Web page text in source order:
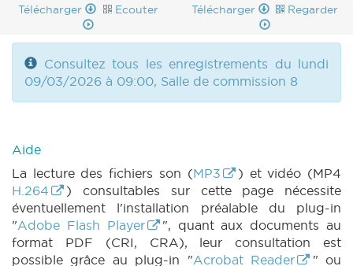
Télécharger Ecouter Télécharger Regarder
Consultez tous les enregistrements du lundi
09/03/2026 à 09:00, Salle de commission 8
Aide
La lecture des fichiers son (MP3
) et vidéo (MP4
H.264
) consultables sur cette page nécessite
éventuellement l'installation préalable du plug-in
"Adobe Flash Player
", quant aux documents au
format PDF (CRI, CRA), leur consultation est
possible grâce au plug-in "Acrobat Reader
" ou